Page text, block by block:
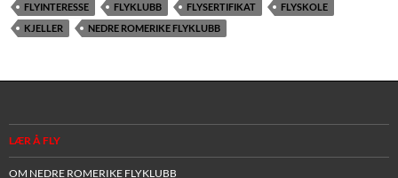
FLYINTERESSE FLYKLUBB FLYSERTIFIKAT
FLYSKOLE
KJELLER
NEDRE ROMERIKE FLYKLUBB
LÆR Å FLY
OM NEDRE ROMERIKE FLYKLUBB